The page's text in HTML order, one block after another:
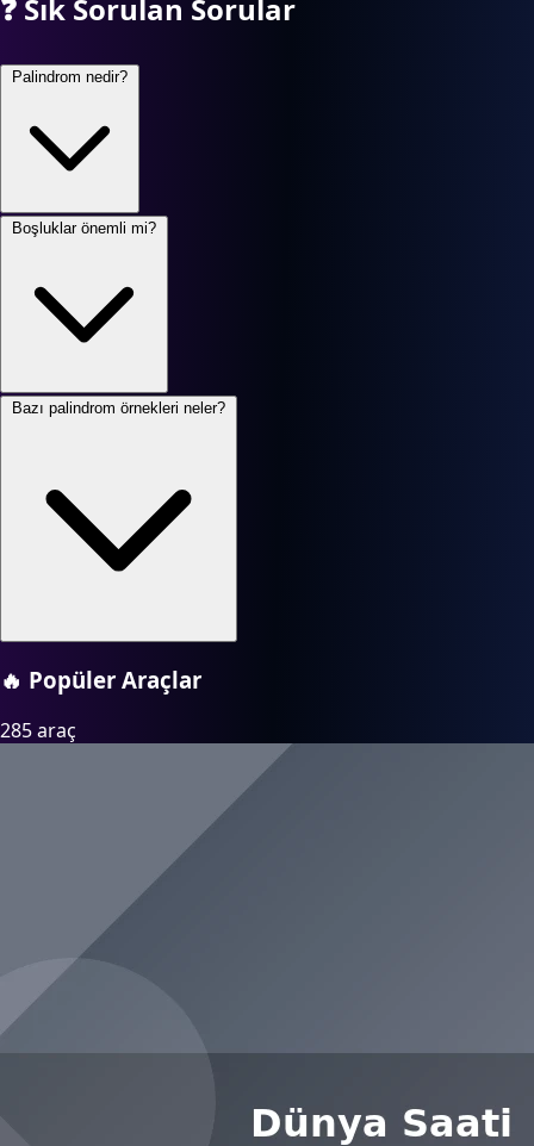
❓ Sık Sorulan Sorular
Palindrom nedir?
Boşluklar önemli mi?
Bazı palindrom örnekleri neler?
🔥 Popüler Araçlar
285 araç